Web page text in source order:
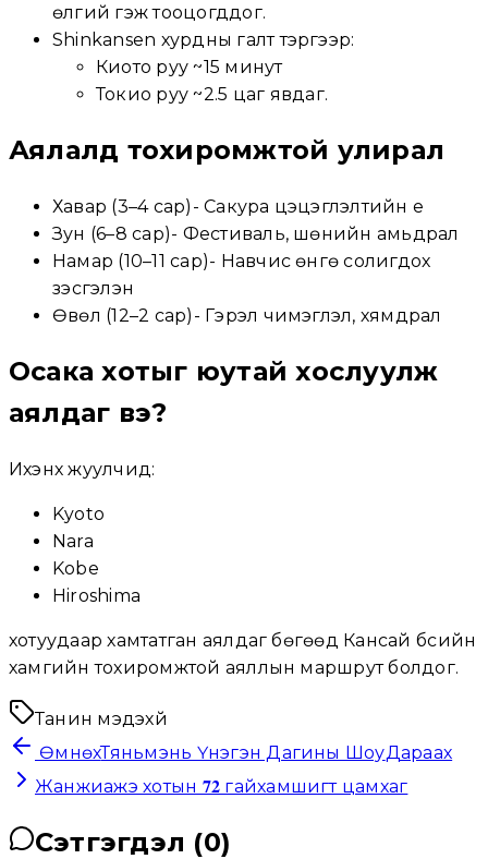
өлгий гэж тооцогддог.
Shinkansen хурдны галт тэргээр:
Киото руу ~15 минут
Токио руу ~2.5 цаг явдаг.
Аялалд тохиромжтой улирал
Хавар (3–4 сар)- Сакура цэцэглэлтийн үе
Зун (6–8 сар)- Фестиваль, шөнийн амьдрал
Намар (10–11 сар)- Навчис өнгө солигдох
үзэсгэлэн
Өвөл (12–2 сар)- Гэрэл чимэглэл, хямдрал
Осака хотыг юутай хослуулж
аялдаг вэ?
Ихэнх жуулчид:
Kyoto
Nara
Kobe
Hiroshima
хотуудаар хамтатган аялдаг бөгөөд Кансай бүсийн
хамгийн тохиромжтой аяллын маршрут болдог.
Танин мэдэхүй
ӨмнөхТяньмэнь Үнэгэн Дагины ШоуДараах
Жанжиажэ хотын 𝟕𝟐 гайхамшигт цамхаг
Сэтгэгдэл (0)